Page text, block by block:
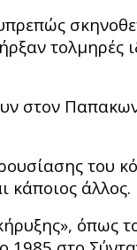
τολμηρές
στον
του
κάποιος άλλος.
όπως